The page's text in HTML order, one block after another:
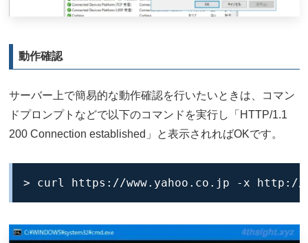
動作確認
サーバー上で簡易的な動作確認を行いたいときは、コマン
ドプロンプトなどで以下のコマンドを実行し「HTTP/1.1
200 Connection established」と表示されればOKです。
> curl https://www.yahoo.co.jp -x http://